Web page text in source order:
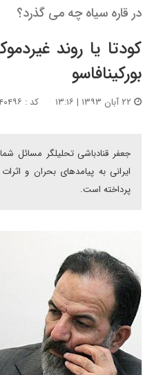
در قاره سیاه چه می گذرد؟
کودتا یا روند
بورکینافاسو
کد : ۱۹۴۰۴۹۶
جعفر قنادباشی تحلیلگر مسائل
ایرانی به پیامدهای بحران و
پرداخته است.